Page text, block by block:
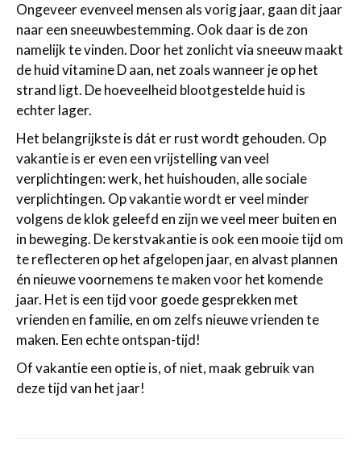
Ongeveer evenveel mensen als vorig jaar, gaan dit jaar
naar een sneeuwbestemming. Ook daar is de zon
namelijk te vinden. Door het zonlicht via sneeuw maakt
de huid vitamine D aan, net zoals wanneer je op het
strand ligt. De hoeveelheid blootgestelde huid is
echter lager.
Het belangrijkste is dát er rust wordt gehouden. Op
vakantie is er even een vrijstelling van veel
verplichtingen: werk, het huishouden, alle sociale
verplichtingen. Op vakantie wordt er veel minder
volgens de klok geleefd en zijn we veel meer buiten en
in beweging. De kerstvakantie is ook een mooie tijd om
te reflecteren op het afgelopen jaar, en alvast plannen
én nieuwe voornemens te maken voor het komende
jaar. Het is een tijd voor goede gesprekken met
vrienden en familie, en om zelfs nieuwe vrienden te
maken. Een echte ontspan-tijd!
Of vakantie een optie is, of niet, maak gebruik van
deze tijd van het jaar!